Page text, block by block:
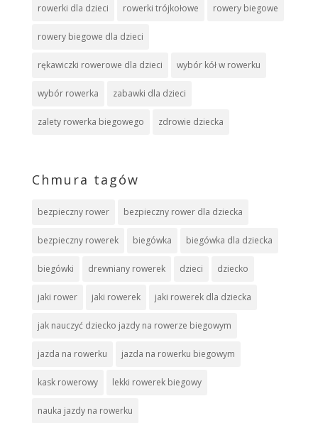
rowerki dla dzieci rowerki trójkołowe rowery biegowe
rowery biegowe dla dzieci
rękawiczki rowerowe dla dzieci wybór kół w rowerku
wybór rowerka zabawki dla dzieci
zalety rowerka biegowego zdrowie dziecka
Chmura tagów
bezpieczny rower bezpieczny rower dla dziecka
bezpieczny rowerek biegówka biegówka dla dziecka
biegówki drewniany rowerek dzieci dziecko
jaki rower jaki rowerek jaki rowerek dla dziecka
jak nauczyć dziecko jazdy na rowerze biegowym
jazda na rowerku jazda na rowerku biegowym
kask rowerowy lekki rowerek biegowy
nauka jazdy na rowerku